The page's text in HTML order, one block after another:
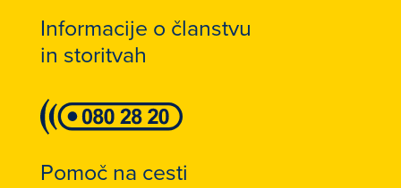
Informacije o članstvu
in storitvah
Pomoč na cesti